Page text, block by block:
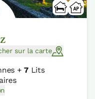
sur la carte
+7Lits